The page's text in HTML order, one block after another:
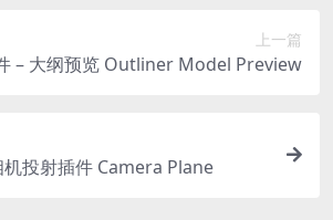
上一篇
– 大纲预览 Outliner Model Preview
投射插件 Camera Plane